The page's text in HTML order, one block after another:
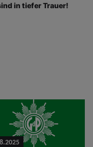
in tiefer Trauer!